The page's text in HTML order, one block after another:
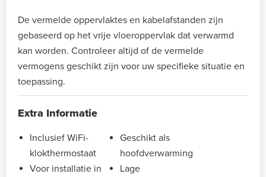
De vermelde oppervlaktes en kabelafstanden zijn
gebaseerd op het vrije vloeroppervlak dat verwarmd
kan worden. Controleer altijd of de vermelde
vermogens geschikt zijn voor uw specifieke situatie en
toepassing.
Extra Informatie
Inclusief WiFi-
klokthermostaat
Voor installatie in
Geschikt als
hoofdverwarming
Lage